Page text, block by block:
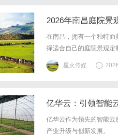
2026年南昌庭院景
在南昌，拥有一个独特
择适合自己的庭院景观
西森合园林有限公司，
需求很多客户在进行庭
星火传媒
亿华云：引领智能
亿华云作为领先的智能
产业升级与创新发展。